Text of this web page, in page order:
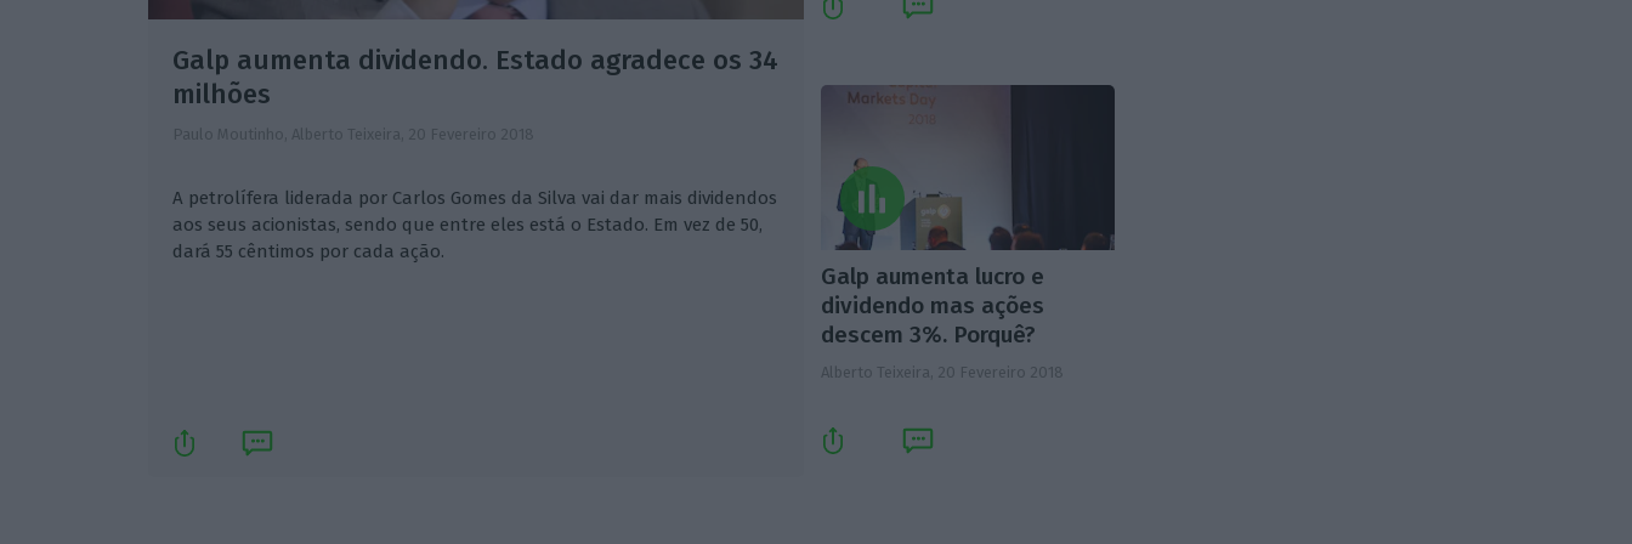
Galp aumenta dividendo. Estado agradece os 34
milhões
Paulo Moutinho, Alberto Teixeira, 20 Fevereiro 2018
A petrolífera liderada por Carlos Gomes da Silva vai dar mais dividendos
aos seus acionistas, sendo que entre eles está o Estado. Em vez de 50,
dará 55 cêntimos por cada ação.
Galp aumenta lucro e
dividendo mas ações
descem 3%. Porquê?
Alberto Teixeira, 20 Fevereiro 2018